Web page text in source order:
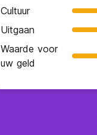
Cultuur
Uitgaan
Waarde voor
uw geld